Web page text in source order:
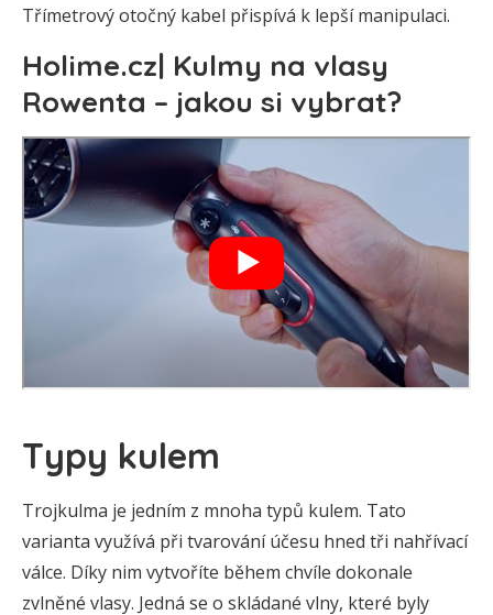
Třímetrový otočný kabel přispívá k lepší manipulaci.
Holime.cz| Kulmy na vlasy
Rowenta – jakou si vybrat?
Typy kulem
Trojkulma je jedním z mnoha typů kulem. Tato
varianta využívá při tvarování účesu hned tři nahřívací
válce. Díky nim vytvoříte během chvíle dokonale
zvlněné vlasy. Jedná se o skládané vlny, které byly